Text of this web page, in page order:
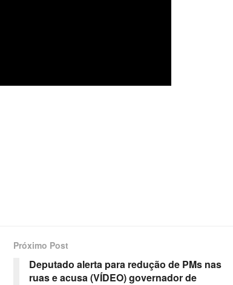
Próximo Post
Deputado alerta para redução de PMs nas
ruas e acusa (VÍDEO) governador de